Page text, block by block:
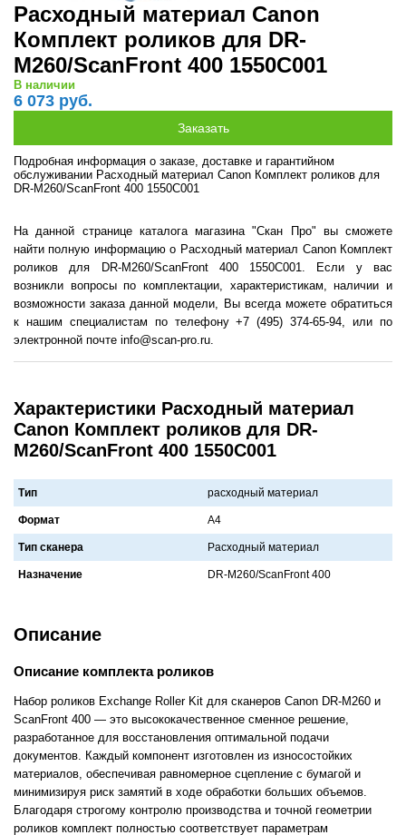
Расходный материал Canon
Комплект роликов для DR-
M260/ScanFront 400 1550С001
В наличии
6 073 руб.
Подробная информация о заказе, доставке и гарантийном
обслуживании Расходный материал Canon Комплект роликов для
DR-M260/ScanFront 400 1550С001
На данной странице каталога магазина "Скан Про" вы сможете
найти полную информацию о Расходный материал Canon Комплект
роликов для DR-M260/ScanFront 400 1550С001. Если у вас
возникли вопросы по комплектации, характеристикам, наличии и
возможности заказа данной модели, Вы всегда можете обратиться
к нашим специалистам по телефону +7 (495) 374-65-94, или по
электронной почте info@scan-pro.ru.
Характеристики Расходный материал
Canon Комплект роликов для DR-
M260/ScanFront 400 1550С001
Тип расходный материал
Формат A4
Тип сканера Рaсходный мaтериaл
Назначение DR-M260/ScanFront 400
Описание
Описание комплекта роликов
Набор роликов Exchange Roller Kit для сканеров Canon DR-M260 и
ScanFront 400 — это высококачественное сменное решение,
разработанное для восстановления оптимальной подачи
документов. Каждый компонент изготовлен из износостойких
материалов, обеспечивая равномерное сцепление с бумагой и
минимизируя риск замятий в ходе обработки больших объемов.
Благодаря строгому контролю производства и точной геометрии
роликов комплект полностью соответствует параметрам